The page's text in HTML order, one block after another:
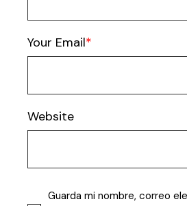
Your Email
Website
Guarda mi nombre, correo